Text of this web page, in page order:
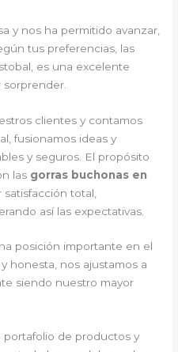
y nos ha permitido avanzar,
tus preferencias, las
es una excelente
clientes y contamos
fusionamos ideas y
y seguros. El propósito
las gorras buchonas en
total,
así las expectativas.
posición importante en el
honesta, nos ajustamos a
siendo nuestro mayor
portafolio de productos y